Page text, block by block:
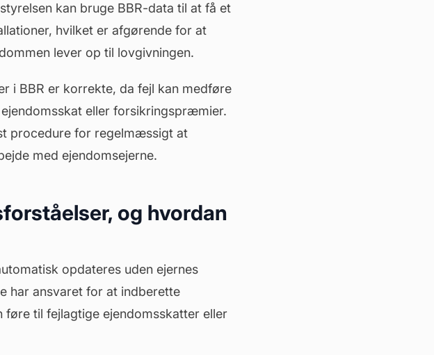
kan bruge BBR-data til at få et
hvilket er afgørende for at
lever op til lovgivningen.
i BBR er korrekte, da fejl kan medføre
eller forsikringspræmier.
procedure for regelmæssigt at
med ejendomsejerne.
og hvordan
opdateres uden ejernes
har ansvaret for at indberette
til fejlagtige ejendomsskatter eller